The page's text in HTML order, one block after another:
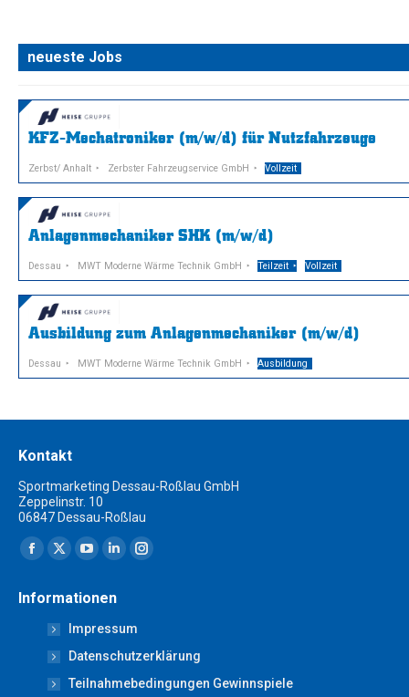
neueste Jobs
KFZ-Mechatroniker (m/w/d) für Nutzfahrzeuge
Zerbst/ Anhalt Zerbster Fahrzeugservice GmbH Vollzeit
Anlagenmechaniker SHK (m/w/d)
Dessau MWT Moderne Wärme Technik GmbH Teilzeit Vollzeit
Ausbildung zum Anlagenmechaniker (m/w/d)
Dessau MWT Moderne Wärme Technik GmbH Ausbildung
Kontakt
Sportmarketing Dessau-Roßlau GmbH
Zeppelinstr. 10
06847 Dessau-Roßlau
Finden Sie uns auf:
Facebook
opens
new
window
X
opens
in
new
window
YouTube
opens
in
new
window
Linkedin
opens
in
new
window
Instagram
new
window
Informationen
Impressum
Datenschutzerklärung
Teilnahmebedingungen Gewinnspiele